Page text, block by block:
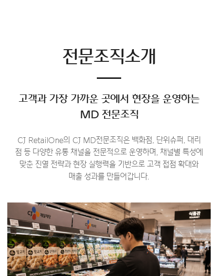
전문조직소개
고객과 가장 가까운 곳에서 현장을 운영하는
MD 전문조직
CJ RetailOne의 CJ MD전문조직은 백화점, 단위슈퍼, 대리
점 등 다양한 유통 채널을 전문적으로 운영하며, 채널별 특성에
맞춘 진열 전략과 현장 실행력을 기반으로 고객 접점 확대와
매출 성과를 만들어갑니다.